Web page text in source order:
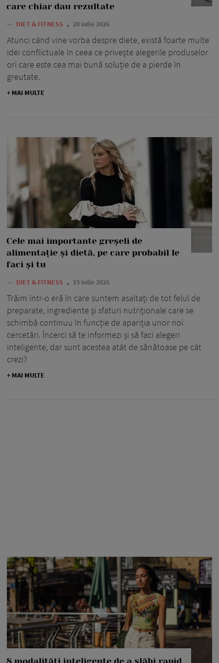
care chiar dau rezultate
— DIET & FITNESS 20 iulie 2026
Atunci când vine vorba despre diete, există foarte multe
idei conflictuale în ceea ce privește alegerile produselor
ori care este cea mai bună soluție de a pierde în
greutate.
+ MAI MULTE
Cele mai importante greșeli de
alimentație și dietă, pe care probabil le
faci și tu
— DIET & FITNESS 15 iulie 2026
Trăim într-o eră în care suntem asaltați de tot felul de
preparate, ingrediente și sfaturi nutriționale care se
schimbă continuu în funcție de apariția unor noi
cercetări. Încerci să te informezi și să faci alegeri
inteligente, dar sunt acestea atât de sănătoase pe cât
crezi?
+ MAI MULTE
8 modalități inteligente de a slăbi rapid